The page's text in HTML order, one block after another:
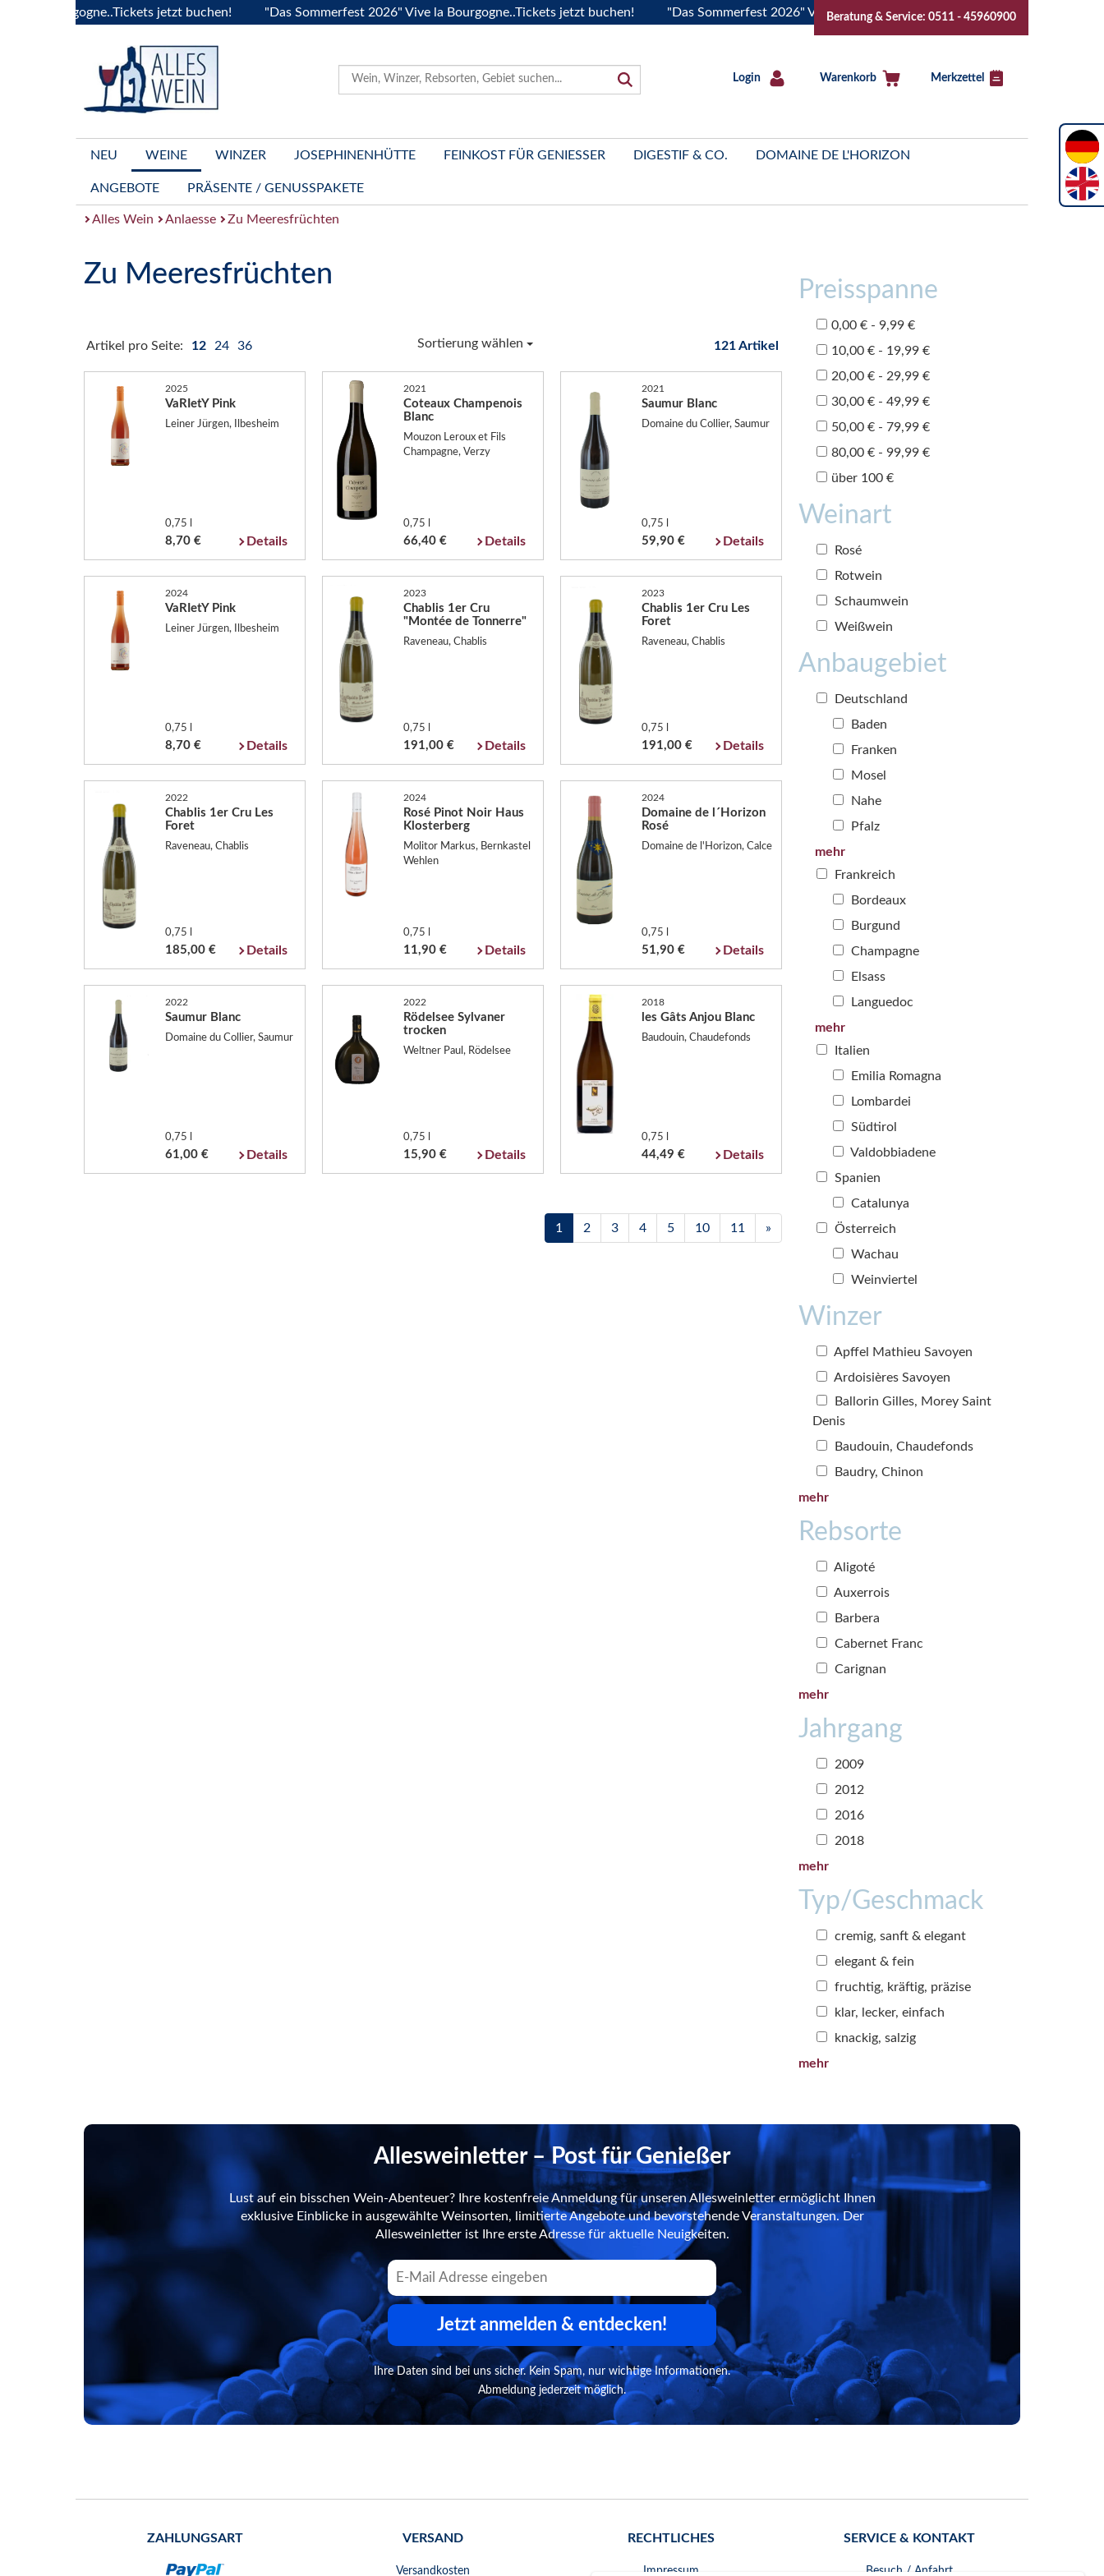
Bourgogne..Tickets jetzt buchen! "Das Sommerfest 2026" Vive la Bourgogne..Tickets jetzt buchen! "Das Sommerfest 2026" Vive la Bourgogne..Tickets jetzt buchen!
Beratung & Service: 0511 - 45960900
Login Warenkorb Merkzettel
NEU WEINE WINZER JOSEPHINENHÜTTE FEINKOST FÜR GENIESSER DIGESTIF & CO. DOMAINE DE L'HORIZON
ANGEBOTE PRÄSENTE / GENUSSPAKETE
Alles Wein Anlaesse Zu Meeresfrüchten
Zu Meeresfrüchten
Artikel pro Seite: 12 24 36 Sortierung wählen 121 Artikel
2025
VaRIetY Pink
Leiner Jürgen, Ilbesheim
0,75 l
8,70 € Details
2021
Coteaux Champenois
Blanc
Mouzon Leroux et Fils
Champagne, Verzy
0,75 l
66,40 € Details
2021
Saumur Blanc
Domaine du Collier, Saumur
0,75 l
59,90 € Details
2024
VaRIetY Pink
Leiner Jürgen, Ilbesheim
0,75 l
8,70 € Details
2023
Chablis 1er Cru
"Montée de Tonnerre"
Raveneau, Chablis
0,75 l
191,00 € Details
2023
Chablis 1er Cru Les
Foret
Raveneau, Chablis
0,75 l
191,00 € Details
2022
Chablis 1er Cru Les
Foret
Raveneau, Chablis
0,75 l
185,00 € Details
2024
Rosé Pinot Noir Haus
Klosterberg
Molitor Markus, Bernkastel
Wehlen
0,75 l
11,90 € Details
2024
Domaine de l´Horizon
Rosé
Domaine de l'Horizon, Calce
0,75 l
51,90 € Details
2022
Saumur Blanc
Domaine du Collier, Saumur
0,75 l
61,00 € Details
2022
Rödelsee Sylvaner
trocken
Weltner Paul, Rödelsee
0,75 l
15,90 € Details
2018
les Gâts Anjou Blanc
Baudouin, Chaudefonds
0,75 l
44,49 € Details
1 2 3 4 5 10 11 »
Preisspanne
0,00 € - 9,99 €
10,00 € - 19,99 €
20,00 € - 29,99 €
30,00 € - 49,99 €
50,00 € - 79,99 €
80,00 € - 99,99 €
über 100 €
Weinart
Rosé
Rotwein
Schaumwein
Weißwein
Anbaugebiet
Deutschland
Baden
Franken
Mosel
Nahe
Pfalz
mehr
Frankreich
Bordeaux
Burgund
Champagne
Elsass
Languedoc
mehr
Italien
Emilia Romagna
Lombardei
Südtirol
Valdobbiadene
Spanien
Catalunya
Österreich
Wachau
Weinviertel
Winzer
Apffel Mathieu Savoyen
Ardoisières Savoyen
Ballorin Gilles, Morey Saint
Denis
Baudouin, Chaudefonds
Baudry, Chinon
mehr
Rebsorte
Aligoté
Auxerrois
Barbera
Cabernet Franc
Carignan
mehr
Jahrgang
2009
2012
2016
2018
mehr
Typ/Geschmack
cremig, sanft & elegant
elegant & fein
fruchtig, kräftig, präzise
klar, lecker, einfach
knackig, salzig
mehr
Allesweinletter – Post für Genießer
Lust auf ein bisschen Wein-Abenteuer? Ihre kostenfreie Anmeldung für unseren Allesweinletter ermöglicht Ihnen
exklusive Einblicke in ausgewählte Weinsorten, limitierte Angebote und bevorstehende Veranstaltungen. Der
Allesweinletter ist Ihre erste Adresse für aktuelle Neuigkeiten.
Jetzt anmelden & entdecken!
Ihre Daten sind bei uns sicher. Kein Spam, nur wichtige Informationen.
Abmeldung jederzeit möglich.
ZAHLUNGSART VERSAND
Versandkosten
RECHTLICHES
Impressum
SERVICE & KONTAKT
Besuch / Anfahrt